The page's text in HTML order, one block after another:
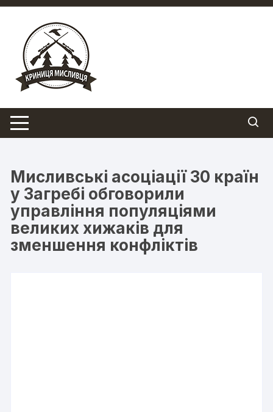
Перейти
вмісту
Мисливські асоціації 30 країн
у Загребі обговорили
управління популяціями
великих хижаків для
зменшення конфліктів